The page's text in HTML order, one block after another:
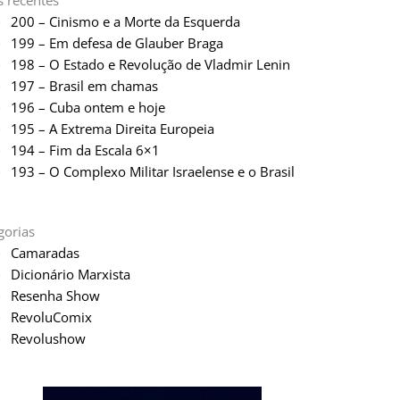
200 – Cinismo e a Morte da Esquerda
199 – Em defesa de Glauber Braga
198 – O Estado e Revolução de Vladmir Lenin
197 – Brasil em chamas
196 – Cuba ontem e hoje
195 – A Extrema Direita Europeia
194 – Fim da Escala 6×1
193 – O Complexo Militar Israelense e o Brasil
Camaradas
Dicionário Marxista
Resenha Show
RevoluComix
Revolushow